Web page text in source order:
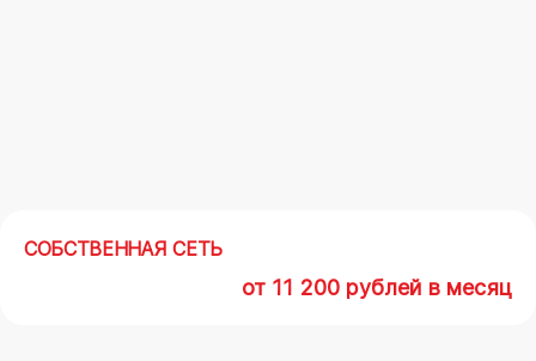
СОБСТВЕННАЯ СЕТЬ
от 11 200 рублей в месяц